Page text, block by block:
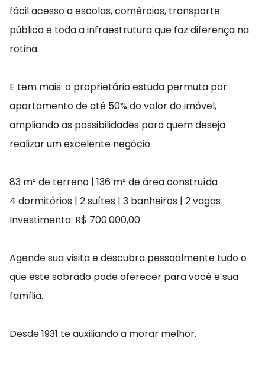
fácil acesso a escolas, comércios, transporte
público e toda a infraestrutura que faz diferença na
rotina.
E tem mais: o proprietário estuda permuta por
apartamento de até 50% do valor do imóvel,
ampliando as possibilidades para quem deseja
realizar um excelente negócio.
83 m² de terreno | 136 m² de área construída
4 dormitórios | 2 suítes | 3 banheiros | 2 vagas
Investimento: R$ 700.000,00
Agende sua visita e descubra pessoalmente tudo o
que este sobrado pode oferecer para você e sua
família.
Desde 1931 te auxiliando a morar melhor.